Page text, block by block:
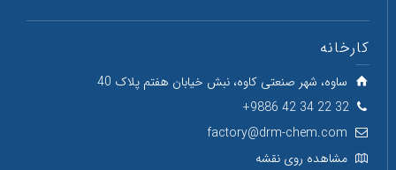
کارخانه
ساوه، شهر صنعتی کاوه، نبش خیابان هفتم پلاک 40
32 22 34 42 9886+
factory@drm-chem.com
مشاهده روی نقشه